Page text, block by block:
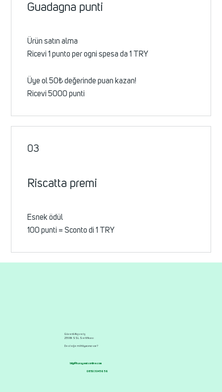
Guadagna punti
Ürün satın alma
Ricevi 1 punto per ogni spesa da 1 TRY
Üye ol 50₺ değerinde puan kazan!
Ricevi 5000 punti
03
Riscatta premi
Esnek ödül
100 punti = Sconto di 1 TRY
Güvenli Alışveriş
256 Bit SSL Sertifikası
Desteğe mi ihtiyacınız var?
bilgi@kuruyemisonline.com
0850 304 56 56